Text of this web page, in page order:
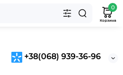
+38(068) 939-36-96
0
Корзина